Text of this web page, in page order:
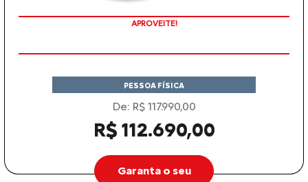
APROVEITE!
PESSOA FÍSICA
De: R$ 117.990,00
R$ 112.690,00
Garanta o seu